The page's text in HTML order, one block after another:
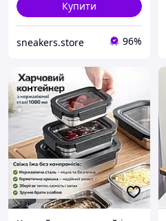
Купити
sneakers.store 96%